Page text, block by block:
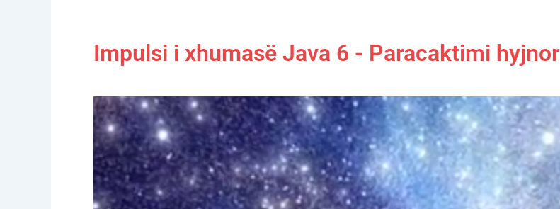
Impulsi i xhumasë Java 6 - Paracaktimi hyjnor